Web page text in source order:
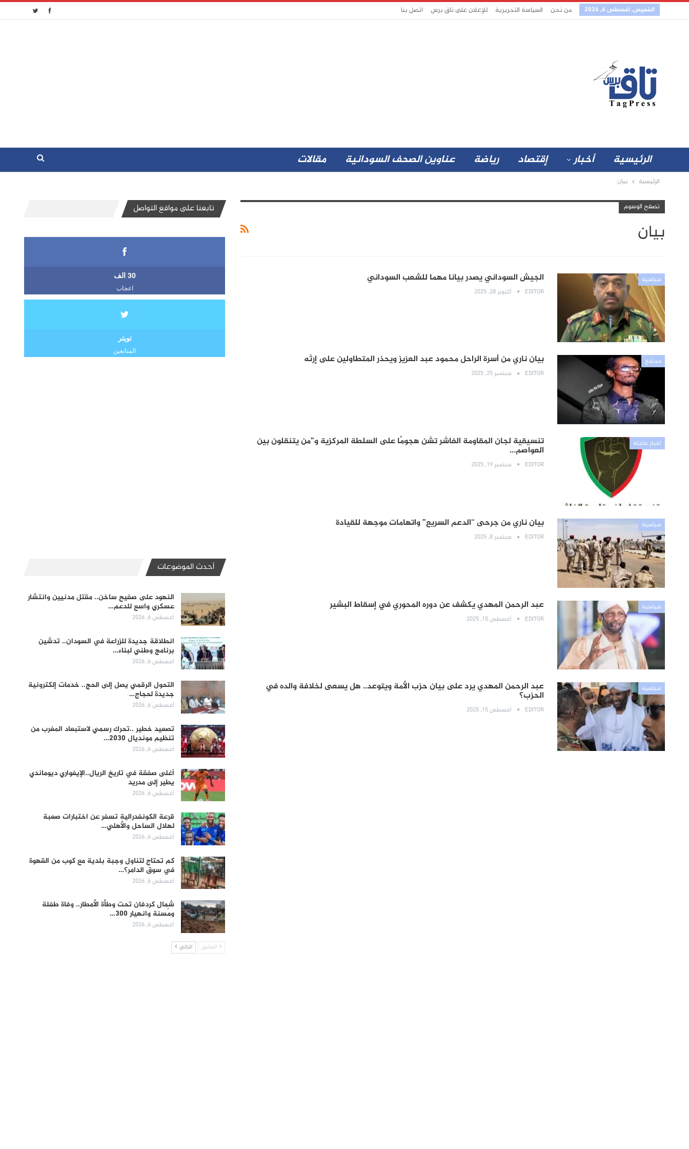
الخميس, أغسطس 6, 2026 من نحن السياسة التحريرية للإعلان على تاق برس اتصل بنا
الرئيسية أخبار إقتصاد رياضة عناوين الصحف السودانية مقالات
الرئيسية بيان
تصفح الوسوم
بيان
سياسية الجيش السوداني يصدر بيانا مهما للشعب السوداني
EDITOR أكتوبر 28, 2025
مجتمع بيان ناري من أسرة الراحل محمود عبد العزيز ويحذر المتطاولين على إرثه
EDITOR سبتمبر 25, 2025
أخبار عاجلة تنسيقية لجان المقاومة الفاشر تشن هجومًا على السلطة المركزية و”من يتنقلون بين
العواصم…
EDITOR سبتمبر 19, 2025
سياسية بيان ناري من جرحى “الدعم السريع” واتهامات موجهة للقيادة
EDITOR سبتمبر 8, 2025
سياسية عبد الرحمن المهدي يكشف عن دوره المحوري في إسقاط البشير
EDITOR أغسطس 15, 2025
سياسية عبد الرحمن المهدي يرد على بيان حزب الأمة ويتوعد.. هل يسعى لخلافة والده في
الحزب؟
EDITOR أغسطس 15, 2025
تابعنا على مواقع التواصل
30 الف
اعجاب
تويتر
المتابعين
أحدث الموضوعات
النهود على صفيح ساخن.. مقتل مدنيين وانتشار
عسكري واسع للدعم…
أغسطس 6, 2026
انطلاقة جديدة للزراعة في السودان.. تدشين
برنامج وطني لبناء…
أغسطس 6, 2026
التحول الرقمي يصل إلى الحج.. خدمات إلكترونية
جديدة لحجاج…
أغسطس 6, 2026
تصعيد خطير ..تحرك رسمي لاستبعاد المغرب من
تنظيم مونديال 2030…
أغسطس 6, 2026
أغلى صفقة في تاريخ الريال..الإيفواري ديوماندي
يطير إلى مدريد
أغسطس 6, 2026
قرعة الكونفدرالية تسفر عن اختبارات صعبة
لهلال الساحل والأهلي…
أغسطس 6, 2026
كم تحتاج لتناول وجبة بلدية مع كوب من القهوة
في سوق الدامر؟…
أغسطس 6, 2026
شمال كردفان تحت وطأة الأمطار.. وفاة طفلة
ومُسنة وانهيار 300…
أغسطس 6, 2026
السابق التالي